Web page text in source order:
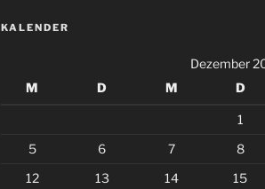
KALENDER
Dezember
M
D M D
1
5
6 7
8
12
13 14
15